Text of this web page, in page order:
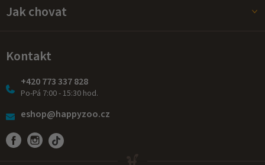
Jak chovat
Kontakt
+420 773 337 828
Po-Pá 7:00 - 15:30 hod.
eshop@happyzoo.cz